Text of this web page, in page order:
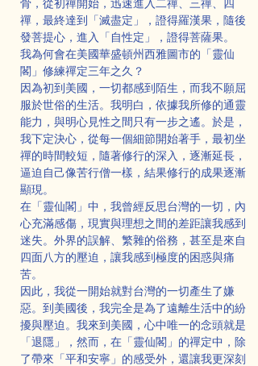
骨，從初禪開始，迅速進入二禪、三禪、四
禪，最終達到「滅盡定」，證得羅漢果，隨後
發菩提心，進入「自性定」，證得菩薩果。
我為何會在美國華盛頓州西雅圖市的「靈仙
閣」修練禪定三年之久？
因為初到美國，一切都感到陌生，而我不願屈
服於世俗的生活。我明白，依據我所修的通靈
能力，與明心見性之間只有一步之遙。於是，
我下定決心，從每一個細節開始著手，最初坐
禪的時間較短，隨著修行的深入，逐漸延長，
逼迫自己像苦行僧一樣，結果修行的成果逐漸
顯現。
在「靈仙閣」中，我曾經反思台灣的一切，內
心充滿感傷，現實與理想之間的差距讓我感到
迷失。外界的誤解、繁雜的俗務，甚至是來自
四面八方的壓迫，讓我感到極度的困惑與痛
苦。
因此，我從一開始就對台灣的一切產生了嫌
惡。到美國後，我完全是為了遠離生活中的紛
擾與壓迫。我來到美國，心中唯一的念頭就是
「退隱」，然而，在「靈仙閣」的禪定中，除
了帶來「平和安寧」的感受外，還讓我更深刻